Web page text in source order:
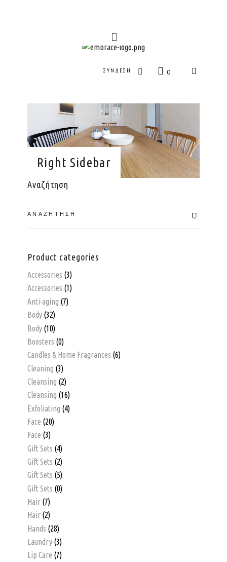
ΣΎΝΔΕΣΗ 0
Right Sidebar
Αναζήτηση
Product categories
Accessories (3)
Accessories (1)
Anti-aging (7)
Body (32)
Body (10)
Boosters (0)
Candles & Home Fragrances (6)
Cleaning (3)
Cleansing (2)
Cleansing (16)
Exfoliating (4)
Face (20)
Face (3)
Gift Sets (4)
Gift Sets (2)
Gift Sets (5)
Gift Sets (0)
Hair (7)
Hair (2)
Hands (28)
Laundry (3)
Lip Care (7)